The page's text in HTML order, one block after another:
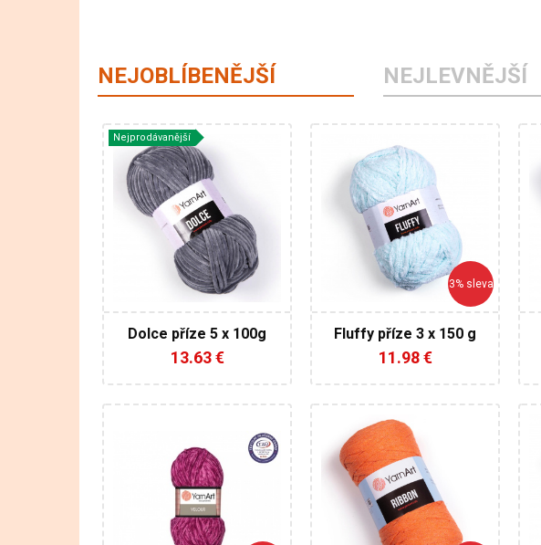
NEJOBLÍBENĚJŠÍ NEJLEVNĚJŠÍ
Nejprodávanější
YarnArt
100%
Mikropolyester
Fantasy
120
Dolce příze 5 x 100g
13.63 €
YarnArt
100%
Mikropolyester
Klasik
703% sleva
Fluffy příze 3 x 150 g
AKCE
11.98 €
100%
Mikropolyester
Klasik
YarnArt
60% Bavlna -
40% Viskóza a
polyester
Klasik